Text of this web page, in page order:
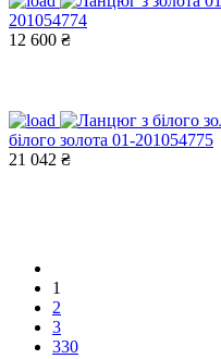
201054774
12 600 ₴
білого золота 01-201054775
21 042 ₴
1
2
3
330